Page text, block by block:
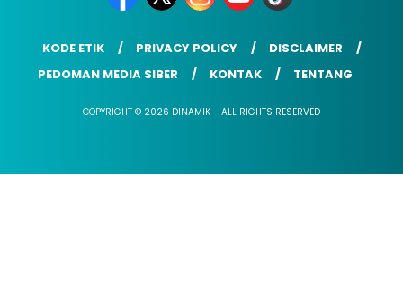
KODE ETIK PRIVACY POLICY
DISCLAIMER
PEDOMAN MEDIA SIBER
KONTAK TENTANG
COPYRIGHT © 2026 DINAMIK - ALL RIGHTS RESERVED